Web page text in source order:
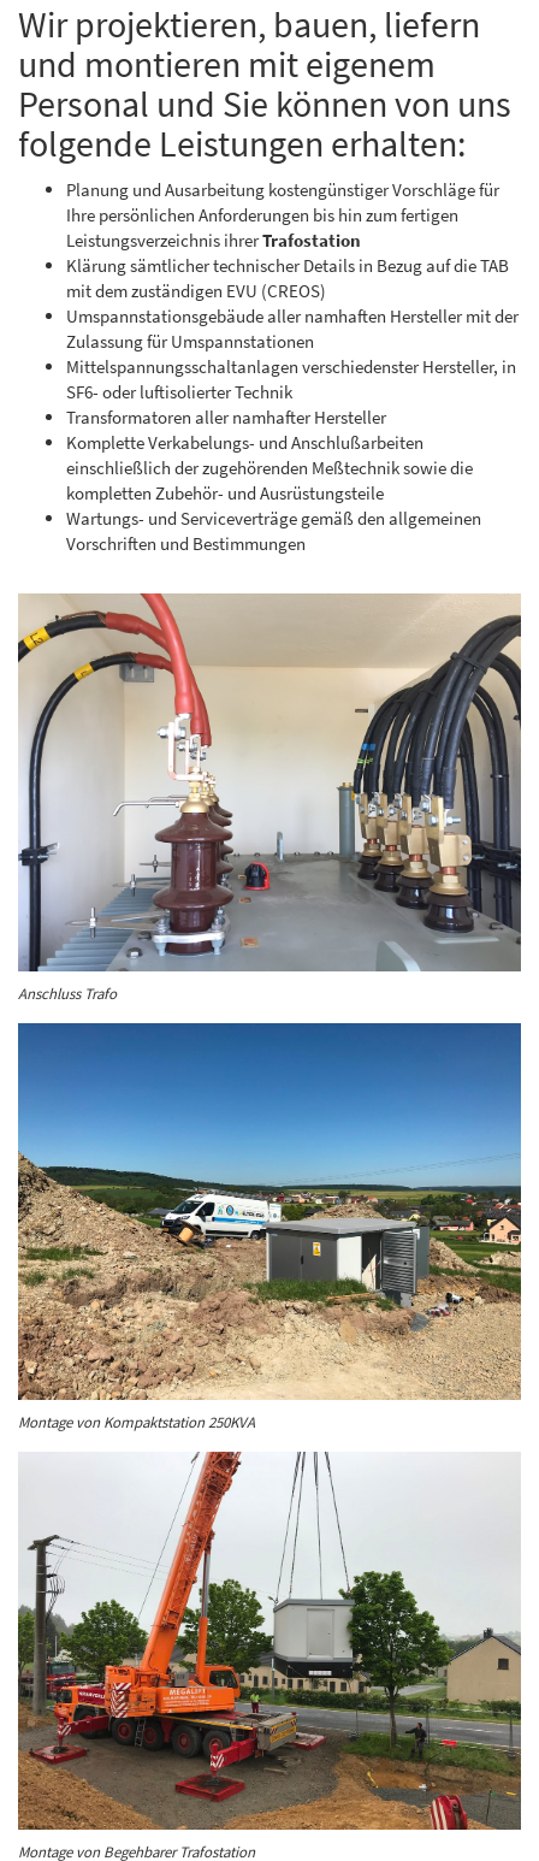
Wir projektieren, bauen, liefern
und montieren mit eigenem
Personal und Sie können von uns
folgende Leistungen erhalten:
Planung und Ausarbeitung kostengünstiger Vorschläge für
Ihre persönlichen Anforderungen bis hin zum fertigen
Leistungsverzeichnis ihrerTrafostation
Klärung sämtlicher technischer Details in Bezug auf die TAB
mit dem zuständigen EVU (CREOS)
Umspannstationsgebäude aller namhaften Hersteller mit der
Zulassung für Umspannstationen
Mittelspannungsschaltanlagen verschiedenster Hersteller, in
SF6- oder luftisolierter Technik
Transformatoren aller namhafter Hersteller
Komplette Verkabelungs- und Anschlußarbeiten
einschließlich der zugehörenden Meßtechnik sowie die
kompletten Zubehör- und Ausrüstungsteile
Wartungs- und Serviceverträge gemäß den allgemeinen
Vorschriften und Bestimmungen
Anschluss Trafo
Montage von Kompaktstation 250KVA
Montage von Begehbarer Trafostation